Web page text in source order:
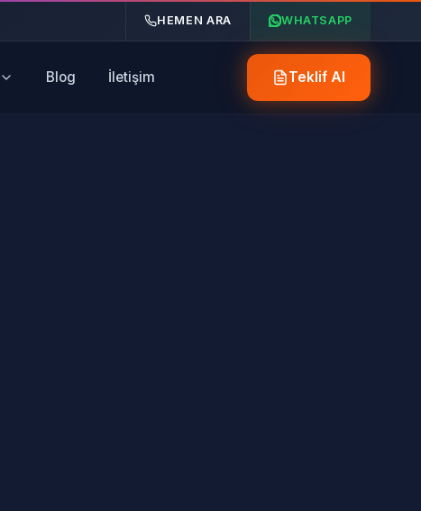
HEMEN ARA WHATSAPP
Blog İletişim Teklif Al